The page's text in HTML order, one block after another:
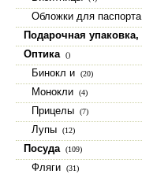
Обложки для паспорта
Подарочная упаковка,
коробки, шкатулки
Оптика ()
Бинокл и (20)
Монокли (4)
Прицелы (7)
Лупы (12)
Посуда (109)
Фляги (31)